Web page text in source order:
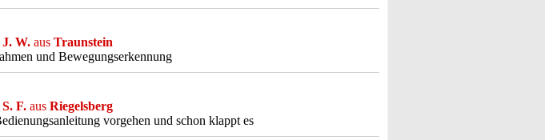
J. W. aus Traunstein
und Bewegungserkennung
S. F. aus Riegelsberg
vorgehen und schon klappt es